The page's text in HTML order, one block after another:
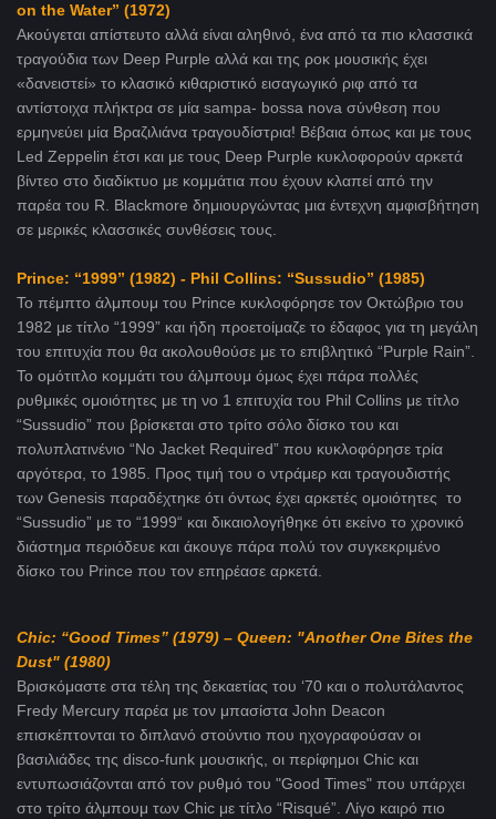
on the Water” (1972)
Ακούγεται απίστευτο αλλά είναι αληθινό, ένα από τα πιο κλασσικά
τραγούδια των Deep Purple αλλά και της ροκ μουσικής έχει
«δανειστεί» το κλασικό κιθαριστικό εισαγωγικό ριφ από τα
αντίστοιχα πλήκτρα σε μία sampa- bossa nova σύνθεση που
ερμηνεύει μία Βραζιλιάνα τραγουδίστρια! Bέβαια όπως και με τους
Led Zeppelin έτσι και με τους Deep Purple κυκλοφορούν αρκετά
βίντεο στο διαδίκτυο με κομμάτια που έχουν κλαπεί από την
παρέα του R. Blackmore δημιουργώντας μια έντεχνη αμφισβήτηση
σε μερικές κλασσικές συνθέσεις τους.
Prince: “1999” (1982) - Phil Collins: “Sussudio” (1985)
Το πέμπτο άλμπουμ του Prince κυκλοφόρησε τον Οκτώβριο του
1982 με τίτλο “1999” και ήδη προετοίμαζε το έδαφος για τη μεγάλη
του επιτυχία που θα ακολουθούσε με το επιβλητικό “Purple Rain”.
Το ομότιτλο κομμάτι του άλμπουμ όμως έχει πάρα πολλές
ρυθμικές ομοιότητες με τη νο 1 επιτυχία του Phil Collins με τίτλο
“Sussudio” που βρίσκεται στο τρίτο σόλο δίσκο του και
πολυπλατινένιο “No Jacket Required” που κυκλοφόρησε τρία
αργότερα, το 1985. Προς τιμή του ο ντράμερ και τραγουδιστής
των Genesis παραδέχτηκε ότι όντως έχει αρκετές ομοιότητες το
“Sussudio” με το “1999“ και δικαιολογήθηκε ότι εκείνο το χρονικό
διάστημα περιόδευε και άκουγε πάρα πολύ τον συγκεκριμένο
δίσκο του Prince που τον επηρέασε αρκετά.
Chic: “Good Times” (1979) – Queen: "Another One Bites the
Dust" (1980)
Βρισκόμαστε στα τέλη της δεκαετίας του ‘70 και ο πολυτάλαντος
Fredy Mercury παρέα με τον μπασίστα John Deacon
επισκέπτονται το διπλανό στούντιο που ηχογραφούσαν οι
βασιλιάδες της disco-funk μουσικής, οι περίφημοι Chic και
εντυπωσιάζονται από τον ρυθμό του "Good Times" που υπάρχει
στο τρίτο άλμπουμ των Chic με τίτλο “Risqué”. Λίγο καιρό πιο